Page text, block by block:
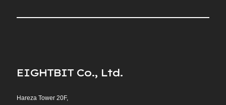
EIGHTBIT Co., Ltd.
Hareza Tower 20F,